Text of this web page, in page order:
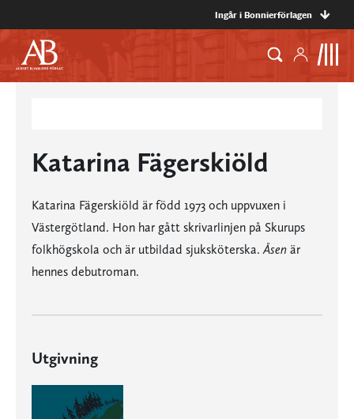
Ingår i Bonnierförlagen
Katarina Fägerskiöld
Katarina Fägerskiöld är född 1973 och uppvuxen i
Västergötland. Hon har gått skrivarlinjen på Skurups
folkhögskola och är utbildad sjuksköterska.Åsen är
hennes debutroman.
Utgivning